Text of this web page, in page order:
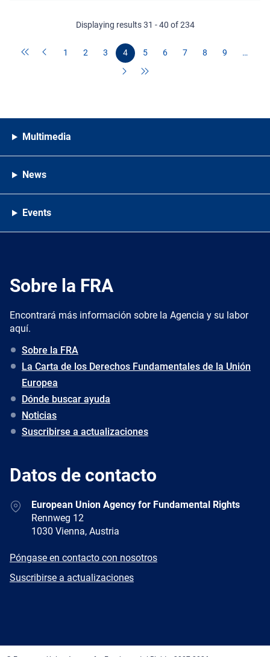
Displaying results 31 - 40 of 234
1 2 3 4 5 6 7 8 9 …
Multimedia
News
Events
Sobre la FRA
Encontrará más información sobre la Agencia y su labor
aquí.
Sobre la FRA
La Carta de los Derechos Fundamentales de la Unión
Europea
Dónde buscar ayuda
Noticias
Suscribirse a actualizaciones
Datos de contacto
AddressEuropean Union Agency for Fundamental Rights
Rennweg 12
1030 Vienna, Austria
E-
Póngase en contacto con nosotros
Newsletter
Suscribirse a actualizaciones